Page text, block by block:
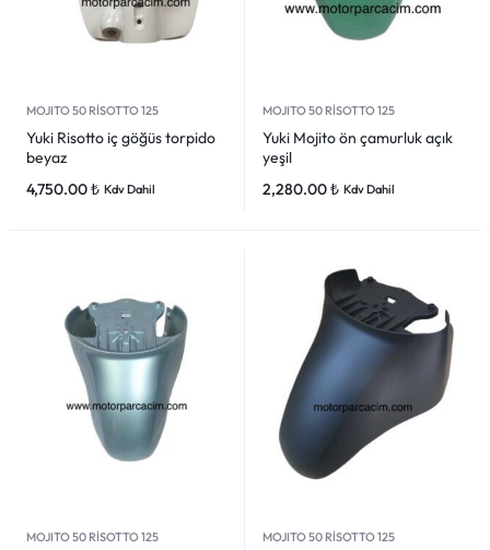
MOJITO 50 RİSOTTO 125
Yuki Risotto iç göğüs torpido
beyaz
4,750.00₺ Kdv Dahil
MOJITO 50 RİSOTTO 125
Yuki Mojito ön çamurluk açık
yeşil
2,280.00₺ Kdv Dahil
MOJITO 50 RİSOTTO 125 MOJITO 50 RİSOTTO 125